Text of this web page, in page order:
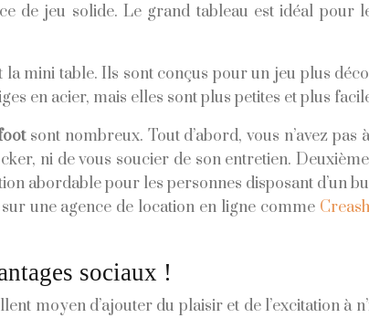
de jeu solide. Le grand tableau est idéal
mini table. Ils sont conçus pour un jeu plus
en acier, mais elles sont plus petites et plus
sont nombreux. Tout d’abord, vous n’avez pas
ni de vous soucier de son entretien.
abordable pour les personnes disposant
une agence de location en ligne comme
sociaux !
moyen d’ajouter du plaisir et de l’excitation